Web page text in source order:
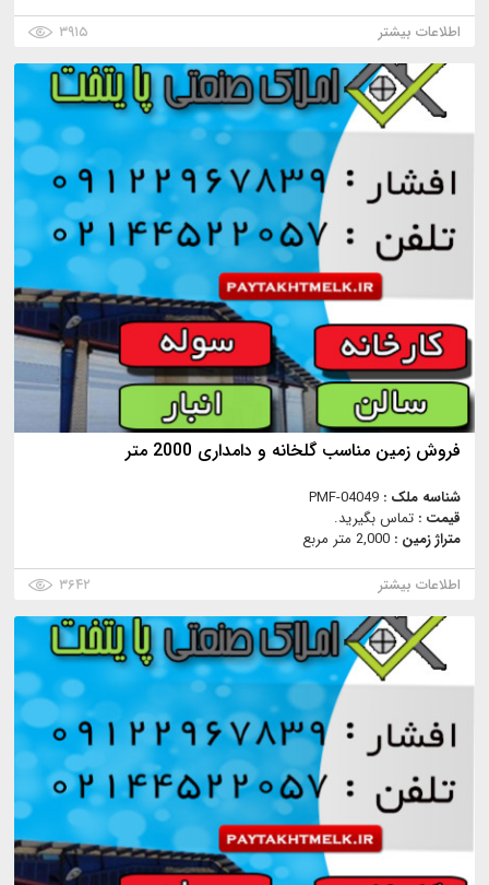
اطلاعات بیشتر
۳۹۱۵
فروش زمین مناسب گلخانه و دامداری 2000 متر
شناسه ملک : PMF-04049
قیمت : تماس بگیرید.
متراژ زمین : 2,000 متر مربع
اطلاعات بیشتر
۳۶۴۲